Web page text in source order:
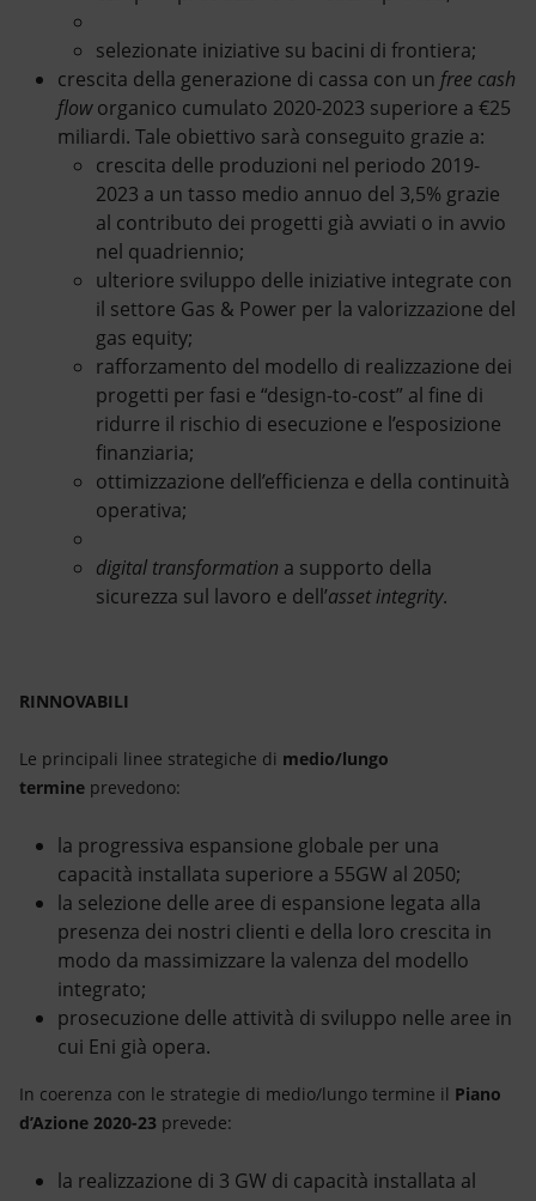
selezionate iniziative su bacini di frontiera;
crescita della generazione di cassa con un free cash
floworganico cumulato 2020-2023 superiore a €25
miliardi. Tale obiettivo sarà conseguito grazie a:
crescita delle produzioni nel periodo 2019-
2023 a un tasso medio annuo del 3,5% grazie
al contributo dei progetti già avviati o in avvio
nel quadriennio;
ulteriore sviluppo delle iniziative integrate con
il settore Gas & Power per la valorizzazione del
gas equity;
rafforzamento del modello di realizzazione dei
progetti per fasi e “design-to-cost” al fine di
ridurre il rischio di esecuzione e l’esposizione
finanziaria;
ottimizzazione dell’efficienza e della continuità
operativa;
digital transformation a supporto della
sicurezza sul lavoro e dell’asset integrity.
RINNOVABILI
Le principali linee strategiche di medio/lungo
termine prevedono:
la progressiva espansione globale per una
capacità installata superiore a 55GW al 2050;
la selezione delle aree di espansione legata alla
presenza dei nostri clienti e della loro crescita in
modo da massimizzare la valenza del modello
integrato;
prosecuzione delle attività di sviluppo nelle aree in
cui Eni già opera.
In coerenza con le strategie di medio/lungo termine il Piano
d’Azione 2020-23 prevede:
la realizzazione di 3 GW di capacità installata al